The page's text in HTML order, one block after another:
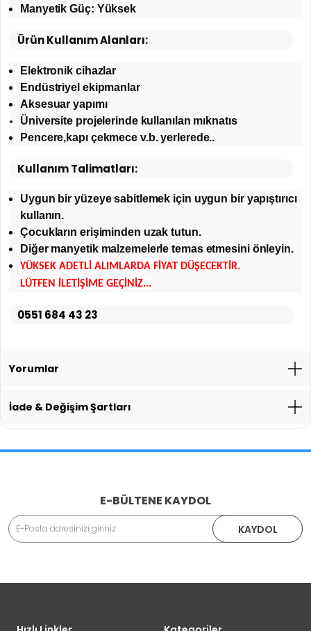
Manyetik Güç: Yüksek
Ürün Kullanım Alanları:
Elektronik cihazlar
Endüstriyel ekipmanlar
Aksesuar yapımı
Üniversite projelerinde kullanılan mıknatıs
Pencere,kapı çekmece v.b. yerlerede..
Kullanım Talimatları:
Uygun bir yüzeye sabitlemek için uygun bir yapıştırıcı
kullanın.
Çocukların erişiminden uzak tutun.
Diğer manyetik malzemelerle temas etmesini önleyin.
YÜKSEK ADETLİ ALIMLARDA FİYAT DÜŞECEKTİR.
LÜTFEN İLETİŞİME GEÇİNİZ...
0551 684 43 23
Yorumlar
Adınız Soyadınız
Yorumunuz
İade & Değişim Şartları
İade veya Değişim İşlemini Nasıl Yapabilirim?
DEĞİŞİM
E-BÜLTENE KAYDOL
KAYDOL